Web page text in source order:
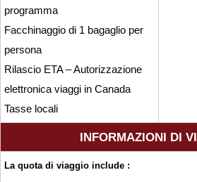
programma
Facchinaggio di 1 bagaglio per
persona
Rilascio ETA – Autorizzazione
elettronica viaggi in Canada
Tasse locali
INFORMAZIONI DI
La quota di viaggio include :